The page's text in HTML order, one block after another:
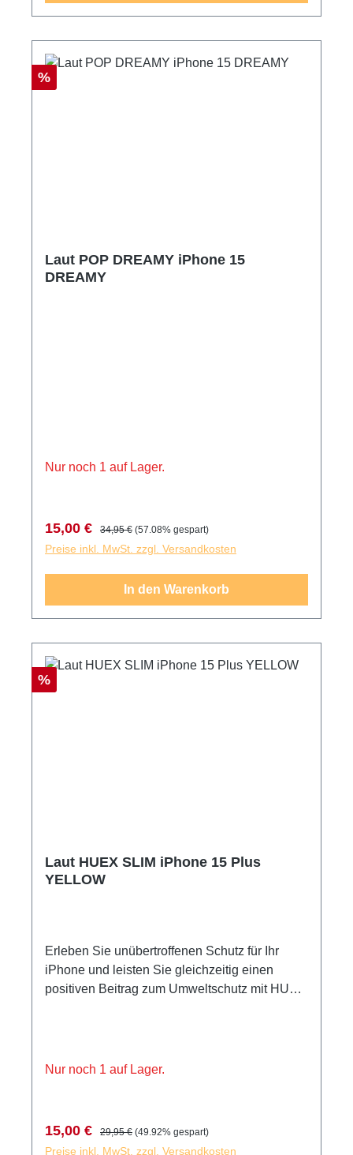
Rabatt
%
Laut POP DREAMY iPhone 15
DREAMY
Nur noch 1 auf Lager.
Verkaufspreis:
15,00 € Regulärer Preis:
34,95 € (57.08% gespart)
Preise inkl. MwSt. zzgl. Versandkosten
In den Warenkorb
Rabatt
%
Laut HUEX SLIM iPhone 15 Plus
YELLOW
Erleben Sie unübertroffenen Schutz für Ihr
iPhone und leisten Sie gleichzeitig einen
positiven Beitrag zum Umweltschutz mit HUEX
gewährleisten, ohne dabei Kompromisse beim
abgestimmt. Der weiche, strukturierte Grip und
Nur noch 1 auf Lager.
Verkaufspreis:
15,00 € Regulärer Preis:
29,95 € (49.92% gespart)
Preise inkl. MwSt. zzgl. Versandkosten